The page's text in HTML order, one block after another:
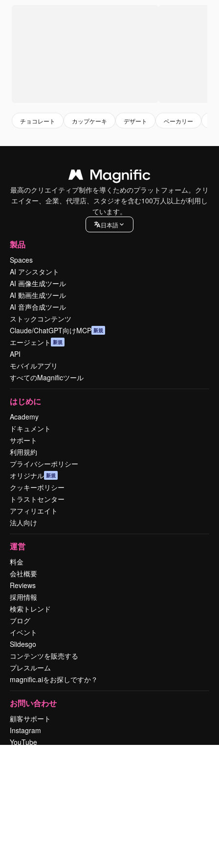
チョコレート カップケーキ デザート ベーカリー
最高のクリエイティブ制作を導くためのプラットフォーム。クリ
エイター、企業、代理店、スタジオを含む100万人以上が利用し
ています。
日本語
製品
Spaces
AI アシスタント
AI 画像生成ツール
AI 動画生成ツール
AI 音声合成ツール
ストックコンテンツ
Claude/ChatGPT向けMCP 新規
エージェント 新規
API
モバイルアプリ
すべてのMagnificツール
はじめに
Academy
ドキュメント
サポート
利用規約
プライバシーポリシー
オリジナル 新規
クッキーポリシー
トラストセンター
アフィリエイト
法人向け
運営
料金
会社概要
Reviews
採用情報
検索トレンド
ブログ
イベント
Slidesgo
コンテンツを販売する
プレスルーム
magnific.aiをお探しですか？
お問い合わせ
顧客サポート
Instagram
YouTube